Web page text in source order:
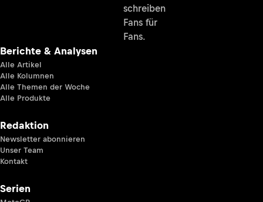
schreiben
Fans für
Fans.
Berichte & Analysen
Alle Artikel
Alle Kolumnen
Alle Themen der Woche
Alle Produkte
Redaktion
Newsletter abonnieren
Unser Team
Kontakt
Serien